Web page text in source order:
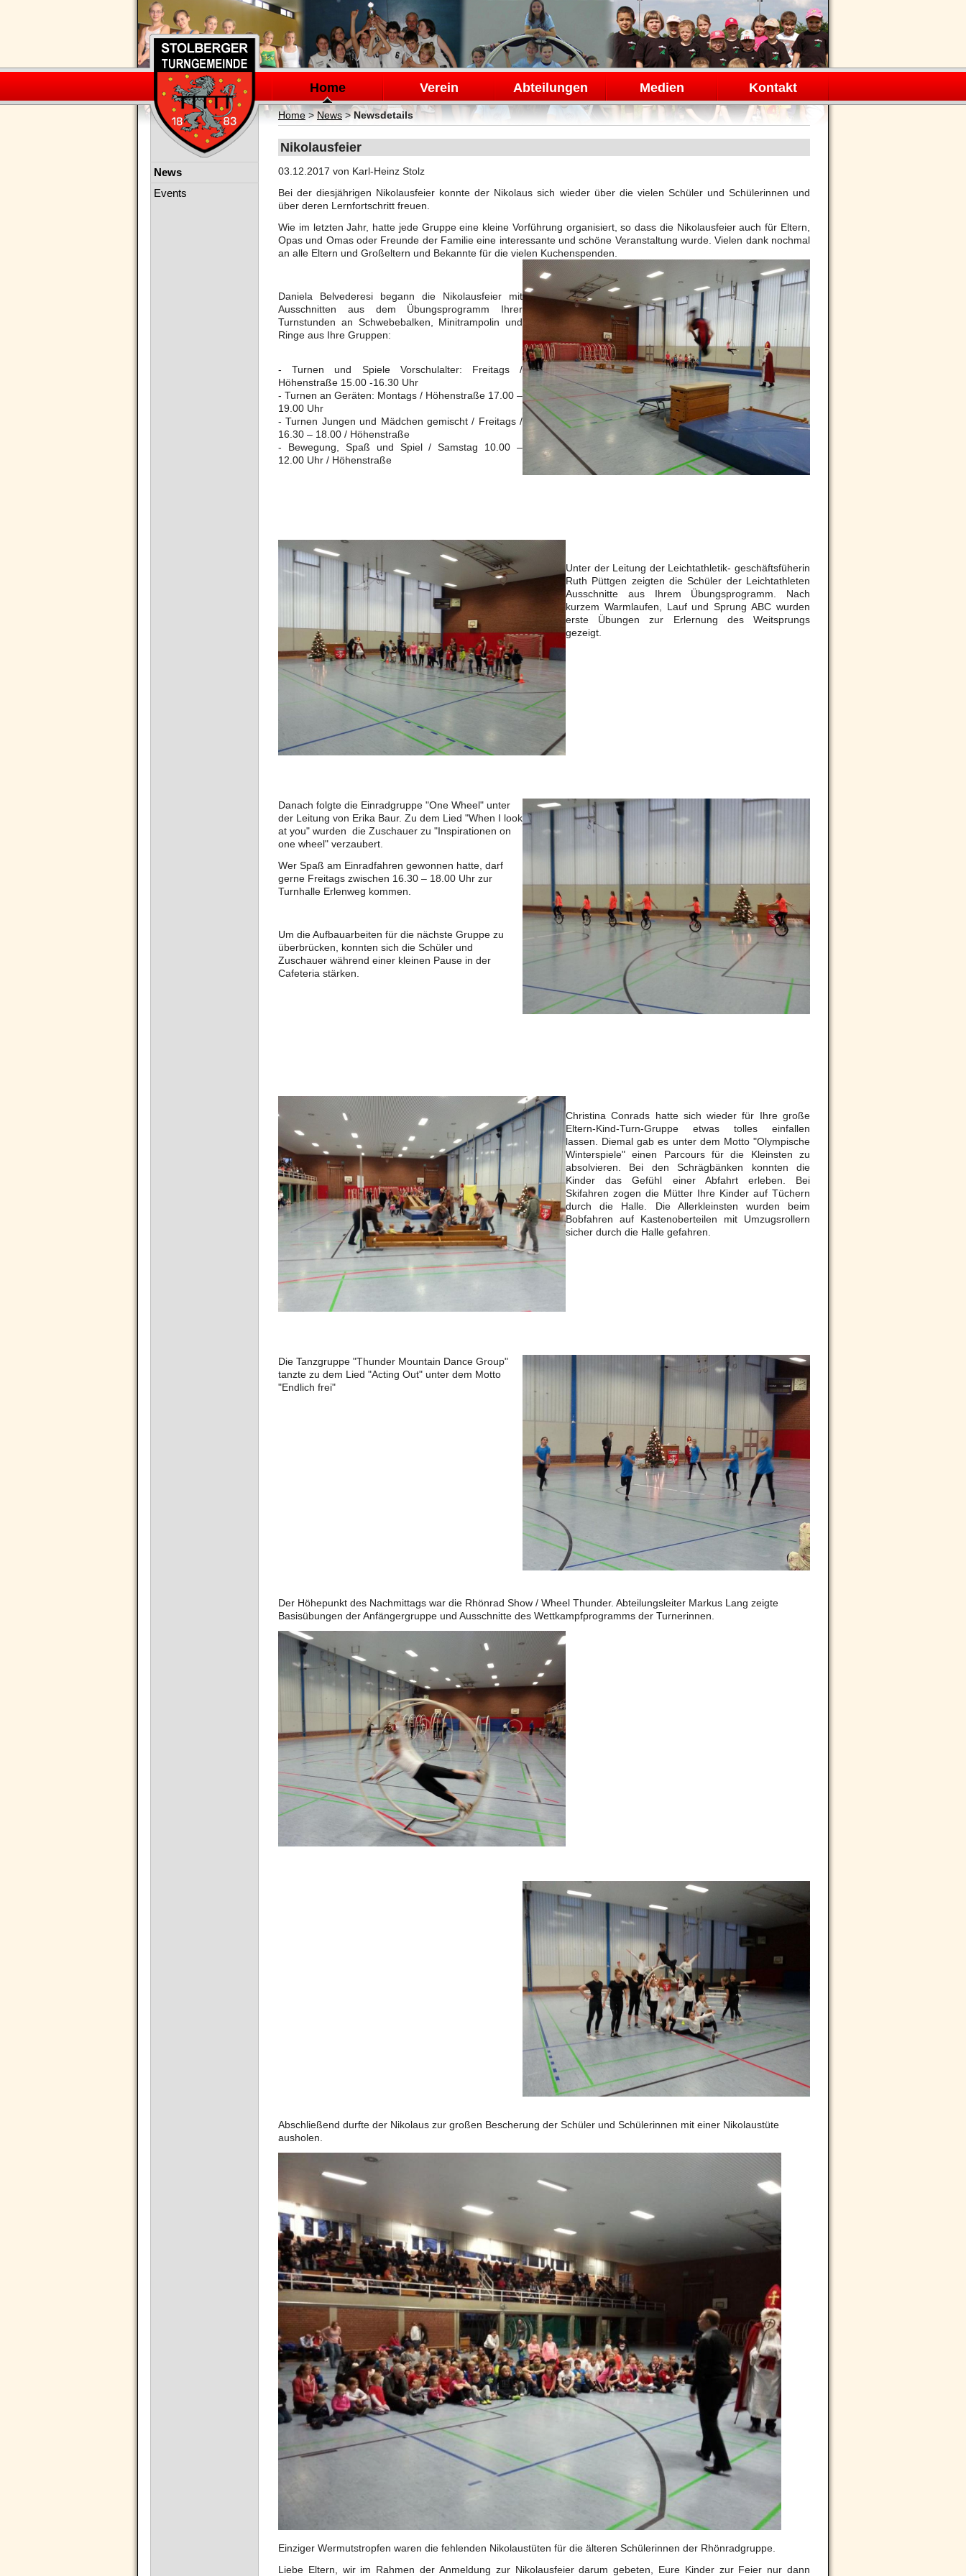
Navigation
überspringen
Home Verein Abteilungen Medien Kontakt
Home> News>Newsdetails
Nikolausfeier
03.12.2017 von Karl-Heinz Stolz
Bei der diesjährigen Nikolausfeier konnte der Nikolaus sich wieder über die vielen Schüler und Schülerinnen und
über deren Lernfortschritt freuen.
Wie im letzten Jahr, hatte jede Gruppe eine kleine Vorführung organisiert, so dass die Nikolausfeier auch für Eltern,
Opas und Omas oder Freunde der Familie eine interessante und schöne Veranstaltung wurde. Vielen dank nochmal
an alle Eltern und Großeltern und Bekannte für die vielen Kuchenspenden.
Daniela Belvederesi begann die Nikolausfeier mit
Ausschnitten aus dem Übungsprogramm Ihrer
Turnstunden an Schwebebalken, Minitrampolin und
Ringe aus Ihre Gruppen:
- Turnen und Spiele Vorschulalter: Freitags /
Höhenstraße 15.00 -16.30 Uhr
- Turnen an Geräten: Montags / Höhenstraße 17.00 –
19.00 Uhr
- Turnen Jungen und Mädchen gemischt / Freitags /
16.30 – 18.00 / Höhenstraße
- Bewegung, Spaß und Spiel / Samstag 10.00 –
12.00 Uhr / Höhenstraße
Unter der Leitung der Leichtathletik- geschäftsfüherin
Ruth Püttgen zeigten die Schüler der Leichtathleten
Ausschnitte aus Ihrem Übungsprogramm. Nach
kurzem Warmlaufen, Lauf und Sprung ABC wurden
erste Übungen zur Erlernung des Weitsprungs
gezeigt.
Danach folgte die Einradgruppe "One Wheel" unter
der Leitung von Erika Baur. Zu dem Lied "When I look
at you" wurden die Zuschauer zu "Inspirationen on
one wheel" verzaubert.
Wer Spaß am Einradfahren gewonnen hatte, darf
gerne Freitags zwischen 16.30 – 18.00 Uhr zur
Turnhalle Erlenweg kommen.
Um die Aufbauarbeiten für die nächste Gruppe zu
überbrücken, konnten sich die Schüler und
Zuschauer während einer kleinen Pause in der
Cafeteria stärken.
Christina Conrads hatte sich wieder für Ihre große
Eltern-Kind-Turn-Gruppe etwas tolles einfallen
lassen. Diemal gab es unter dem Motto "Olympische
Winterspiele" einen Parcours für die Kleinsten zu
absolvieren. Bei den Schrägbänken konnten die
Kinder das Gefühl einer Abfahrt erleben. Bei
Skifahren zogen die Mütter Ihre Kinder auf Tüchern
durch die Halle. Die Allerkleinsten wurden beim
Bobfahren auf Kastenoberteilen mit Umzugsrollern
sicher durch die Halle gefahren.
Die Tanzgruppe "Thunder Mountain Dance Group"
tanzte zu dem Lied "Acting Out" unter dem Motto
"Endlich frei"
Der Höhepunkt des Nachmittags war die Rhönrad Show / Wheel Thunder. Abteilungsleiter Markus Lang zeigte
Basisübungen der Anfängergruppe und Ausschnitte des Wettkampfprogramms der Turnerinnen.
Abschließend durfte der Nikolaus zur großen Bescherung der Schüler und Schülerinnen mit einer Nikolaustüte
ausholen.
Einziger Wermutstropfen waren die fehlenden Nikolaustüten für die älteren Schülerinnen der Rhönradgruppe.
Liebe Eltern, wir im Rahmen der Anmeldung zur Nikolausfeier darum gebeten, Eure Kinder zur Feier nur dann
Navigation
News
Events